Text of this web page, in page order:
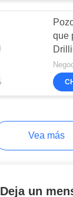
que
con
o la
Vea más
Deja un